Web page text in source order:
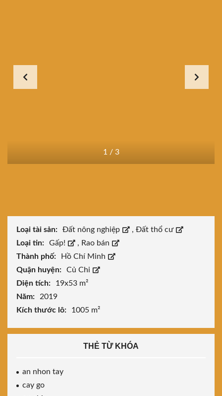
1 / 3
Loại tài sản: Đất nông nghiệp , Đất thổ cư
Loại tin:
Gấp! , Rao bán
Thành phố:
Hồ Chí Minh
Quận huyện:
Củ Chi
Diện tích:
19x53 m²
Năm:
2019
Kích thước lô:
1005 m²
THẺ TỪ KHÓA
an nhon tay
cay go